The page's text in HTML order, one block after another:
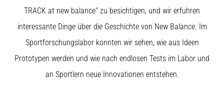
Lesedauer 6 min
Die
häufigsten
Ursachen
für
Knieschmerzen
TRACK at new balance" zu besichtigen, und wir erfuhren
interessante Dinge über die Geschichte von New Balance. Im
Sportforschungslabor konnten wir sehen, wie aus Ideen
Prototypen werden und wie nach endlosen Tests im Labor und
an Sportlern neue Innovationen entstehen.